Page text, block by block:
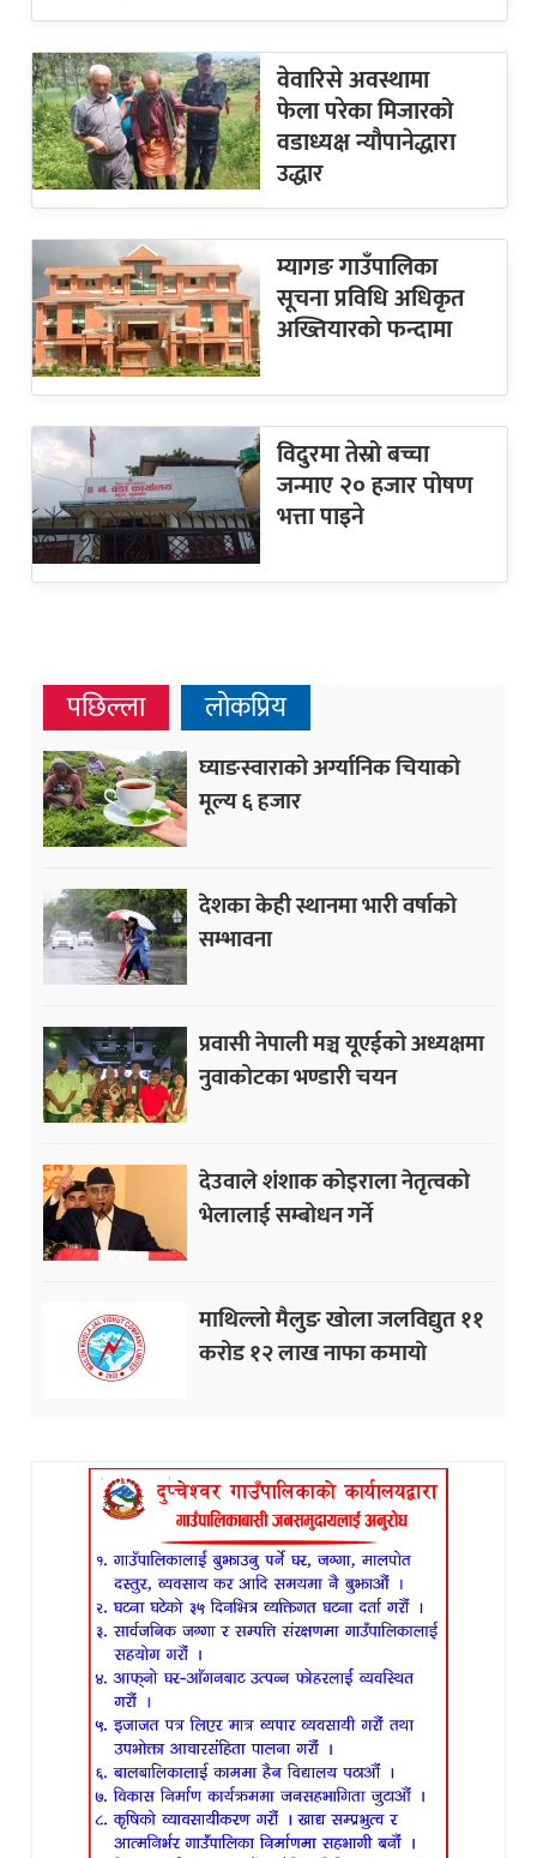
वेवारिसे अवस्थामा
फेला परेका मिजारको
वडाध्यक्ष न्यौपानेद्धारा
उद्धार
म्यागङ गाउँपालिका
सूचना प्रविधि अधिकृत
अख्तियारको फन्दामा
विदुरमा तेस्रो बच्चा
जन्माए २० हजार पोषण
भत्ता पाइने
पछिल्ला लोकप्रिय
घ्याङस्वाराको अर्ग्यानिक चियाको
मूल्य ६ हजार
देशका केही स्थानमा भारी वर्षाको
सम्भावना
प्रवासी नेपाली मञ्च यूएईको अध्यक्षमा
नुवाकोटका भण्डारी चयन
देउवाले शंशाक कोइराला नेतृत्वको
भेलालाई सम्बोधन गर्ने
माथिल्लो मैलुङ खोला जलविद्युत ११
करोड १२ लाख नाफा कमायाे